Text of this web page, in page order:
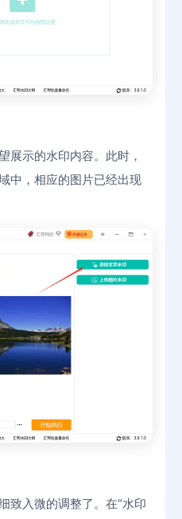
展示的水印内容。此时，
中，相应的图片已经出现
致入微的调整了。在“水印